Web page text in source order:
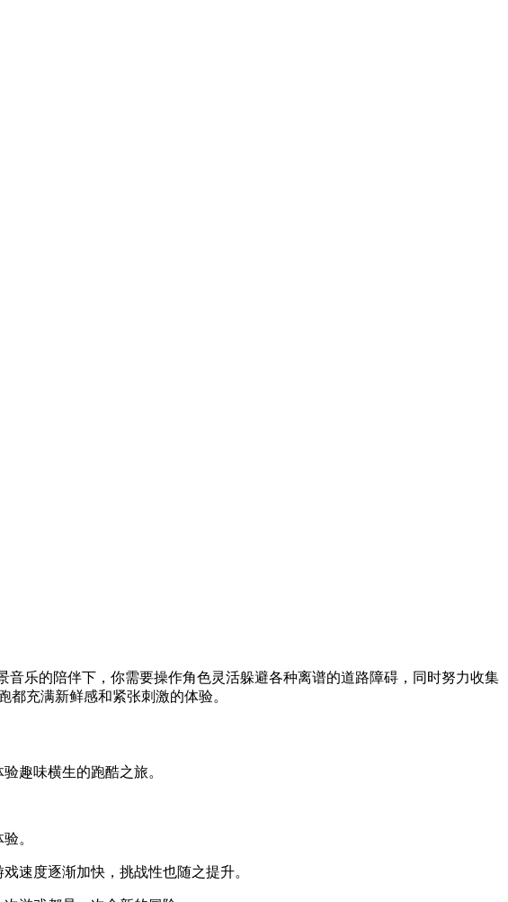
乐的陪伴下，你需要操作角色灵活躲避各种离谱的道路障碍，同时努力收集
充满新鲜感和紧张刺激的体验。
趣味横生的跑酷之旅。
。
速度逐渐加快，挑战性也随之提升。